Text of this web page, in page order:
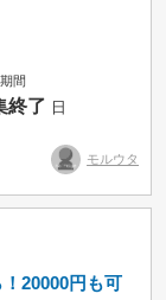
間
終了 日
モルウタ
20000円も可